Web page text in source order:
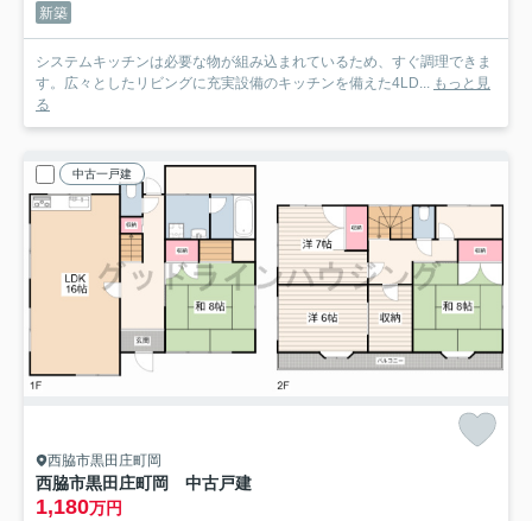
新築
システムキッチンは必要な物が組み込まれているため、すぐ調理できま
す。広々としたリビングに充実設備のキッチンを備えた4LD... もっと見
る
中古一戸建
西脇市黒田庄町岡
西脇市黒田庄町岡 中古戸建
1,180万円